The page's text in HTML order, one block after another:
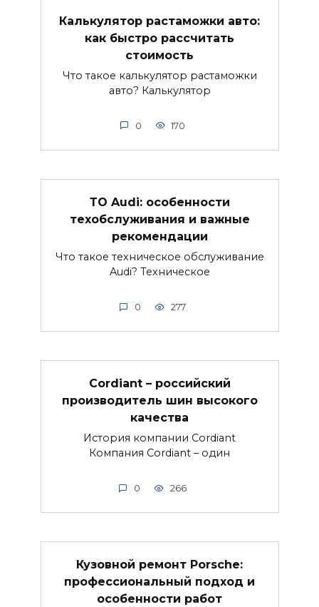
Калькулятор растаможки авто:
как быстро рассчитать
стоимость
Что такое калькулятор растаможки
авто? Калькулятор
0 170
ТО Audi: особенности
техобслуживания и важные
рекомендации
Что такое техническое обслуживание
Audi? Техническое
0 277
Cordiant – российский
производитель шин высокого
качества
История компании Cordiant
Компания Cordiant – один
0 266
Кузовной ремонт Porsche:
профессиональный подход и
особенности работ